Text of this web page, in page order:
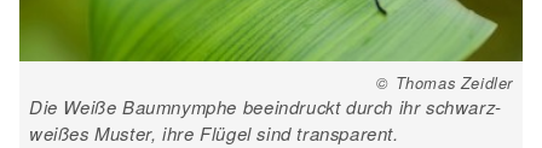
© Thomas Zeidler
Die Weiße Baumnymphe beeindruckt durch ihr schwarz-
weißes Muster, ihre Flügel sind transparent.